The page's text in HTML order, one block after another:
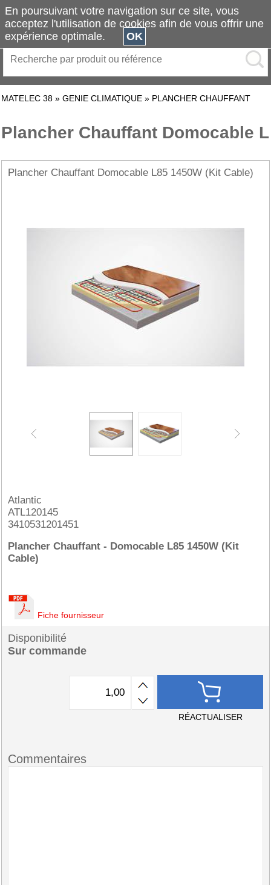
MATELEC 38 » GENIE CLIMATIQUE » PLANCHER CHAUFFANT
Plancher Chauffant Domocable L
Plancher Chauffant Domocable L85 1450W (Kit Cable)
Atlantic
ATL120145
3410531201451
Plancher Chauffant - Domocable L85 1450W (Kit
Cable)
Fiche fournisseur
Disponibilité
Sur commande
RÉACTUALISER
Commentaires
En poursuivant votre navigation sur ce site, vous
acceptez l'utilisation de cookies afin de vous offrir une
expérience optimale.
OK